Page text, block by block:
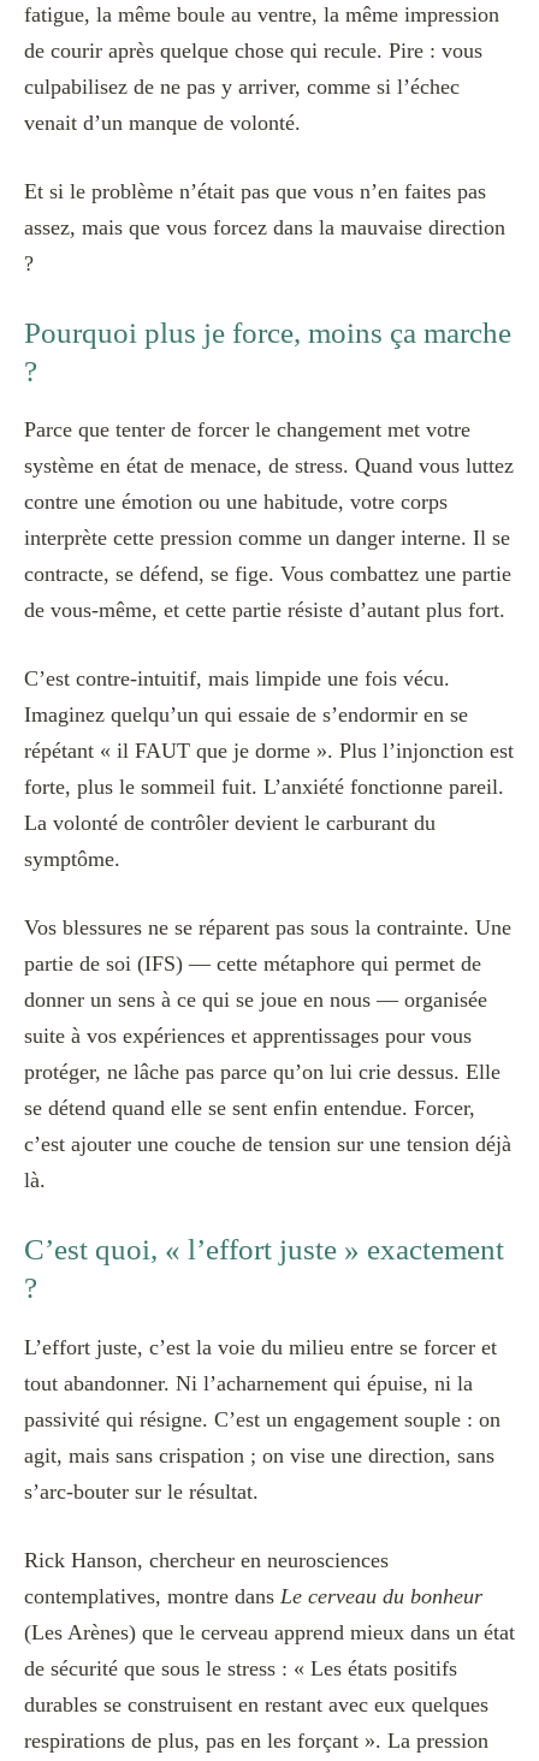
fatigue, la même boule au ventre, la même impression
de courir après quelque chose qui recule. Pire : vous
culpabilisez de ne pas y arriver, comme si l’échec
venait d’un manque de volonté.
Et si le problème n’était pas que vous n’en faites pas
assez, mais que vous forcez dans la mauvaise direction
?
Pourquoi plus je force, moins ça marche
?
Parce que tenter de forcer le changement met votre
système en état de menace, de stress. Quand vous luttez
contre une émotion ou une habitude, votre corps
interprète cette pression comme un danger interne. Il se
contracte, se défend, se fige. Vous combattez une partie
de vous-même, et cette partie résiste d’autant plus fort.
C’est contre-intuitif, mais limpide une fois vécu.
Imaginez quelqu’un qui essaie de s’endormir en se
répétant « il FAUT que je dorme ». Plus l’injonction est
forte, plus le sommeil fuit. L’anxiété fonctionne pareil.
La volonté de contrôler devient le carburant du
symptôme.
Vos blessures ne se réparent pas sous la contrainte. Une
partie de soi (IFS) — cette métaphore qui permet de
donner un sens à ce qui se joue en nous — organisée
suite à vos expériences et apprentissages pour vous
protéger, ne lâche pas parce qu’on lui crie dessus. Elle
se détend quand elle se sent enfin entendue. Forcer,
c’est ajouter une couche de tension sur une tension déjà
là.
C’est quoi, « l’effort juste » exactement
?
L’effort juste, c’est la voie du milieu entre se forcer et
tout abandonner. Ni l’acharnement qui épuise, ni la
passivité qui résigne. C’est un engagement souple : on
agit, mais sans crispation ; on vise une direction, sans
s’arc-bouter sur le résultat.
Rick Hanson, chercheur en neurosciences
contemplatives, montre dans Le cerveau du bonheur
(Les Arènes) que le cerveau apprend mieux dans un état
de sécurité que sous le stress : « Les états positifs
durables se construisent en restant avec eux quelques
respirations de plus, pas en les forçant ». La pression